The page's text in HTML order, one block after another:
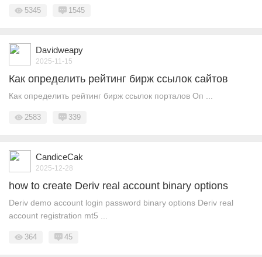
5345 1545
Davidweapy
2025-11-15
Как определить рейтинг бирж ссылок сайтов
Как определить рейтинг бирж ссылок порталов Оп ...
2583 339
CandiceCak
2025-12-28
how to create Deriv real account binary options
Deriv demo account login password binary options Deriv real
account registration mt5 ...
364 45